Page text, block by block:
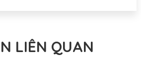
LIÊN QUAN